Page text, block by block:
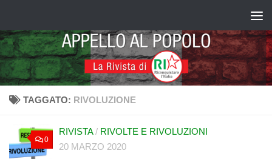
TAGGATO: RIVOLUZIONE
0
RIVISTA/ RIVOLTE E RIVOLUZIONI
20 MARZO 2020